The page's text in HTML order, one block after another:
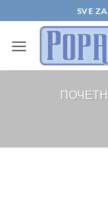
на
садржај
SVE